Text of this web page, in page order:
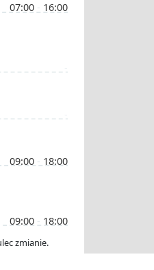
07:00 - 16:00
09:00 - 18:00
09:00 - 18:00
zmianie.